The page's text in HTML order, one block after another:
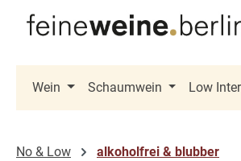
Hauptinhalt springen
Zur Suche springen
Zur Hauptnavigation springen
Wein Schaumwein Low
No & Low alkoholfrei & blubber